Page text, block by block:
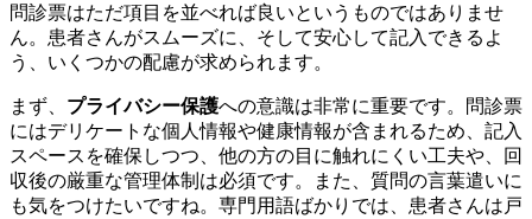
問診票はただ項目を並べれば良いというものではありませ
ん。患者さんがスムーズに、そして安心して記入できるよ
う、いくつかの配慮が求められます。
まず、 プライバシー保護への意識は非常に重要です。問診票
にはデリケートな個人情報や健康情報が含まれるため、記入
スペースを確保しつつ、他の方の目に触れにくい工夫や、回
収後の厳重な管理体制は必須です。また、質問の言葉遣いに
も気をつけたいですね。専門用語ばかりでは、患者さんは戸